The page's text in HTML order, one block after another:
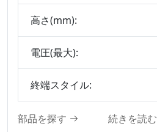
オートモーティブ・
スタンダード・シリ
ーズ
PSPコネクタシリー
ズ
メスヘッダコネクタ
シリーズ
ピンヘッダコネクタ
高さ(mm):
電圧(最大):
終端スタイル:
部品を探す 続きを読む